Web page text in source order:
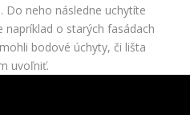
Do neho následne uchytíte
napríklad o starých fasádach
bodové úchyty, či lišta
uvoľniť.